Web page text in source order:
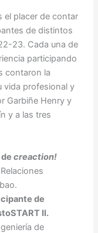
el placer de contar
de distintos
23. Cada una de
participando
contaron la
vida profesional y
Garbiñe Henry y
y a las tres
decreaction!
de
II.
de